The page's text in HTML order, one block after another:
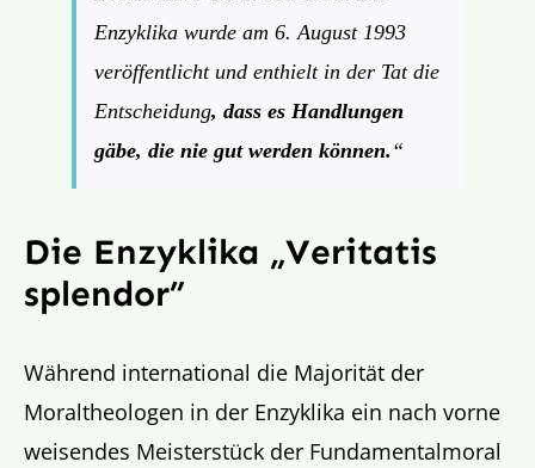
Enzyklika wurde am 6. August 1993
veröffentlicht und enthielt in der Tat die
Entscheidung, dass es Handlungen
gäbe, die nie gut werden können. “
Die Enzyklika „Veritatis
splendor”
Während international die Majorität der
Moraltheologen in der Enzyklika ein nach vorne
weisendes Meisterstück der Fundamentalmoral